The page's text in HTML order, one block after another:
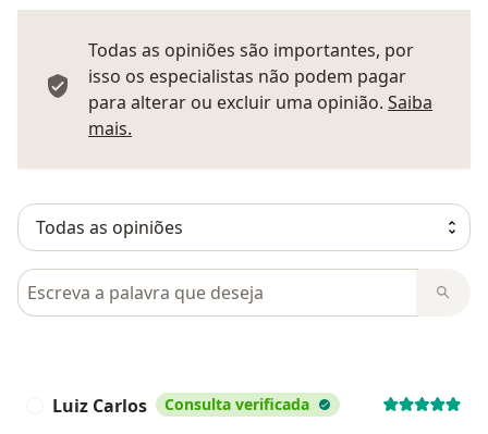
Todas as opiniões são importantes, por
isso os especialistas não podem pagar
para alterar ou excluir uma opinião. Saiba
mais.
Pesquisar em opiniões
Luiz Carlos Consulta verificada